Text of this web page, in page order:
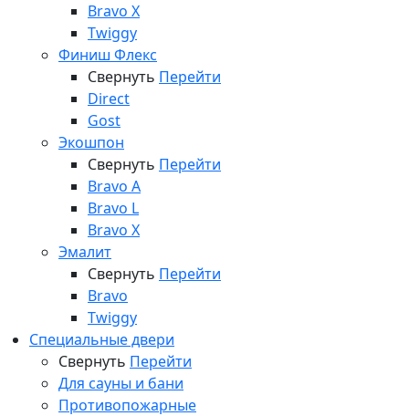
Bravo X
Twiggy
Финиш Флекс
Свернуть Перейти
Direct
Gost
Экошпон
Свернуть Перейти
Bravo A
Bravo L
Bravo X
Эмалит
Свернуть Перейти
Bravo
Twiggy
Специальные двери
Свернуть Перейти
Для сауны и бани
Противопожарные